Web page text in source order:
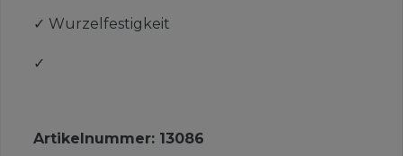
✓ Wurzelfestigkeit
✓
Artikelnummer: 13086